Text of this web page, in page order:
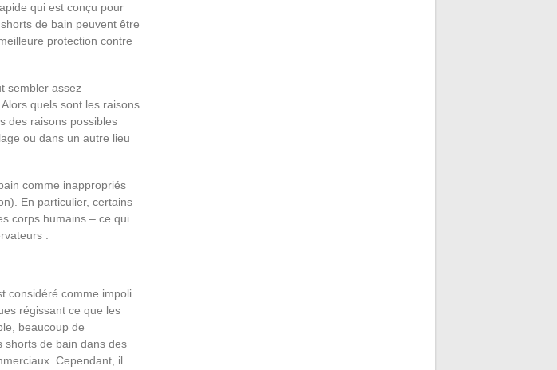
qui est conçu pour
de bain peuvent être
protection contre
sembler assez
quels sont les raisons
des raisons possibles
ou dans un autre lieu
comme inappropriés
En particulier, certains
corps humains – ce qui
.
considéré comme impoli
régissant ce que les
beaucoup de
shorts de bain dans des
Cependant, il